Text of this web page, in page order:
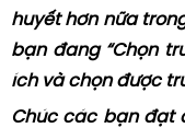
huyết hơn nữa
bạn đang “Chọn
ích và chọn được
Chúc các bạn đạt